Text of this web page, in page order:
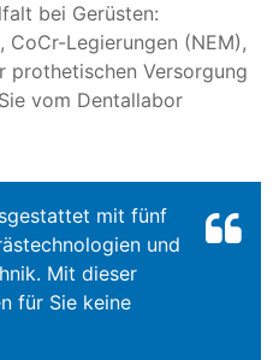
bei Gerüsten:
Legierungen (NEM),
prothetischen Versorgung
vom Dentallabor
mit fünf
und
Mit dieser
für Sie keine